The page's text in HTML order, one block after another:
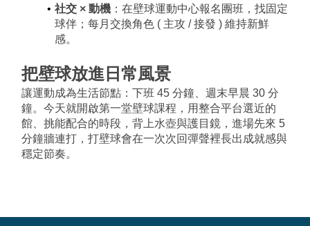
社交 × 動機：在壁球運動中心報名團班，找固定
球伴；每月交換角色 ( 主攻 / 接發 ) 維持新鮮
感。
把壁球放進日常風景
讓運動成為生活節點：下班 45 分鐘、週末早晨 30 分
鐘。今天就開啟第一堂壁球課程，用整合平台選近的
館、挑能配合的時段，背上水壺與護目鏡，進場先來 5
分鐘牆連打，打壁球會在一次次回彈聲裡長出成就感與
穩定節奏。